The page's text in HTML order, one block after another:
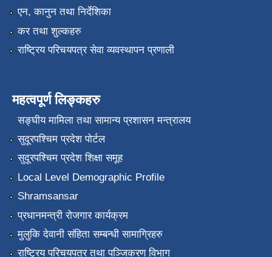
एन, कानुन तथा निर्देशिका
कर तथा शुल्कहरु
राष्ट्रिय परिचयपत्र सेवा व्यवस्थापन प्रणाली
महत्वपूर्ण लिङ्कहरु
सङ्‍घीय मामिला तथा सामान्य प्रशासन मन्त्रालय
सुदूरपश्चिम प्रदेश पोर्टल
सुदूरपश्चिम प्रदेश शिक्षा समूह
Local Level Demographic Profile
Shramsansar
प्रधानमन्त्री रोजगार कार्यक्रम
मुलुकि देवानी संहिता सम्बन्धी सामाग्रिहरु
राष्ट्रिय परिचयपत्र तथा पञ्जिकरण विभाग